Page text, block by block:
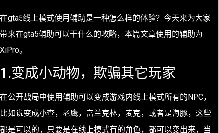
在gta5线上模式使用辅助是一种怎么样的体验？今天来为大家
带来在gta5辅助可以干什么的攻略，本篇文章使用的辅助为
XiPro。
1.变成小动物，欺骗其它玩家
在公开战局中使用辅助可以变成游戏内线上模式所有的NPC，
比如说变成小查，老鹰，富兰克林，麦克，或者是海豚，这些
都是可以的，只要是在线上模式有的角色，都可以变出来，当